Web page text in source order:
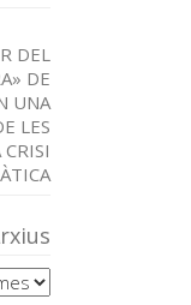
DEL
DE
UNA
LES